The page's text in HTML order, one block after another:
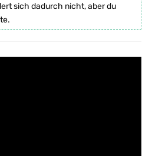
sich dadurch nicht, aber du